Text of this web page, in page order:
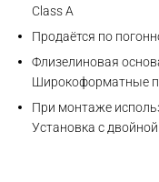
Class A
Продаётся по
Флизелиновая
Широкоформатные
При монтаже
Установка с